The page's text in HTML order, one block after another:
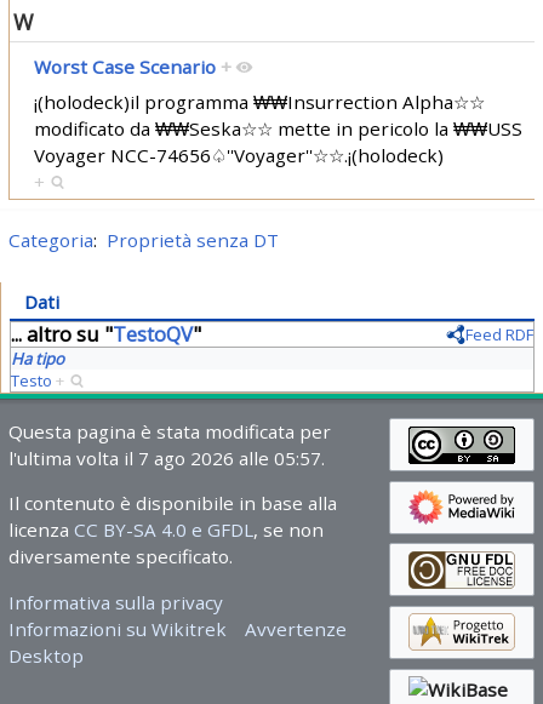
W
Worst Case Scenario +
¡(holodeck)il programma ₩₩Insurrection Alpha☆☆
modificato da ₩₩Seska☆☆ mette in pericolo la ₩₩USS
Voyager NCC-74656♤''Voyager''☆☆.¡(holodeck)
+
Categoria: Proprietà senza DT
Dati
... altro su "TestoQV"
Feed RDF
Ha tipo
Testo +
Questa pagina è stata modificata per
l'ultima volta il 7 ago 2026 alle 05:57.
Il contenuto è disponibile in base alla
licenza CC BY-SA 4.0 e GFDL, se non
diversamente specificato.
Informativa sulla privacy
Informazioni su Wikitrek
Avvertenze
Desktop